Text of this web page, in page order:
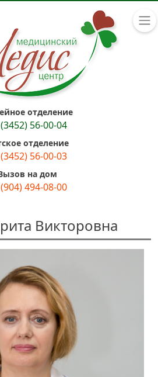
отделение
56-00-04
отделение
56-00-03
на дом
494-08-00
Викторовна